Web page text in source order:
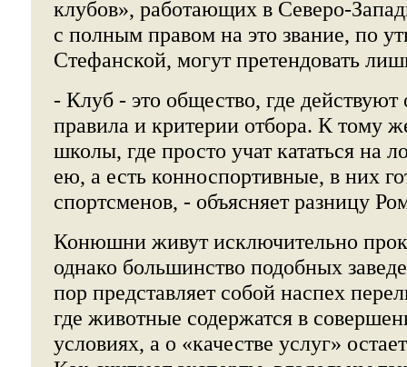
клубов», работающих в Северо-
с полным правом на это звание, по
Стефанской, могут претендовать
- Клуб - это общество, где
правила и критерии отбора. К тому
школы, где просто учат кататься на
ею, а есть конноспортивные, в них
спортсменов, - объясняет разницу
Конюшни живут исключительно
однако большинство подобных
пор представляет собой наспех
где животные содержатся в
условиях, а о «качестве услуг»